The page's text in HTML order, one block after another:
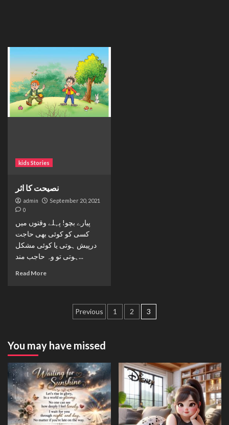
kids Stories
نصیحت کا اثر
admin September 20, 2021
0
پیارے بچو! پہلے وقتوں میں
کسی کو کوئی بھی حاجت
درپیش ہوتی یا کوئی مشکل
ہوتی تو وہ حاجب مند...
Read More
Posts
Previous 1 2 3
You may have missed